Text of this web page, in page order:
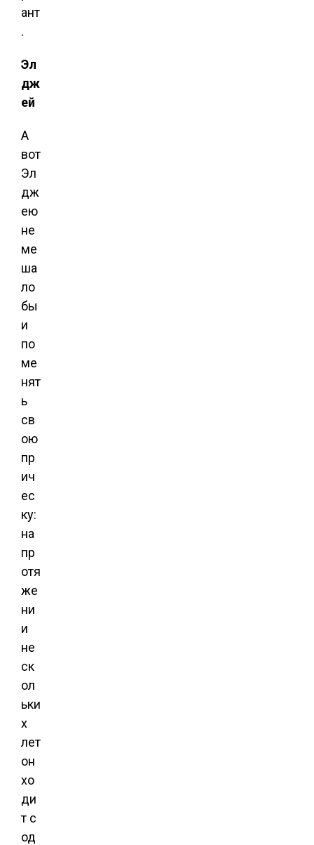
ант
.
Эл
дж
ей
А
вот
Эл
дж
ею
не
ме
ша
ло
бы
и
по
ме
нят
ь
св
ою
пр
ич
ес
ку:
на
пр
отя
же
ни
и
не
ск
ол
ьки
х
лет
он
хо
ди
т с
од